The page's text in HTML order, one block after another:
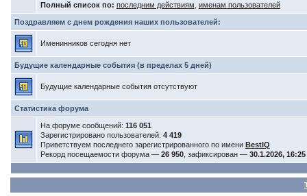
Полный список по: последним действиям именам пользователей
Поздравляем с днем рождения наших пользователей:
Именинников сегодня нет
Будущие календарные события (в пределах 5 дней)
Будущие календарные события отсутствуют
Статистика форума
На форуме сообщений: 116 051
Зарегистрировано пользователей: 4 419
Приветствуем последнего зарегистрированного по имени BestIQ
Рекорд посещаемости форума — 26 950, зафиксирован — 30.1.2026, 16:25